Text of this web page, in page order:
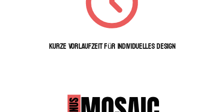
Kurze Vorlaufzeit für individuelles Design